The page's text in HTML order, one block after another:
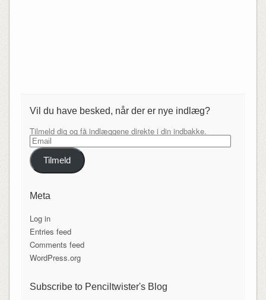
Vil du have besked, når der er nye indlæg?
Tilmeld dig og få indlæggene direkte i din indbakke.
Email
Tilmeld
Meta
Log in
Entries feed
Comments feed
WordPress.org
Subscribe to Penciltwister's Blog